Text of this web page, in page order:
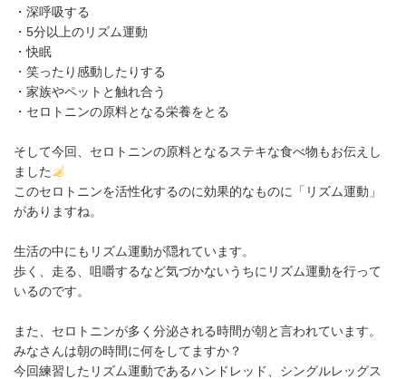
・深呼吸する
・5分以上のリズム運動
・快眠
・笑ったり感動したりする
・家族やペットと触れ合う
・セロトニンの原料となる栄養をとる
そして今回、セロトニンの原料となるステキな食べ物もお伝えし
ました
このセロトニンを活性化するのに効果的なものに「リズム運動」
がありますね。
生活の中にもリズム運動が隠れています。
歩く、走る、咀嚼するなど気づかないうちにリズム運動を行って
いるのです。
また、セロトニンが多く分泌される時間が朝と言われています。
みなさんは朝の時間に何をしてますか？
今回練習したリズム運動であるハンドレッド、シングルレッグス